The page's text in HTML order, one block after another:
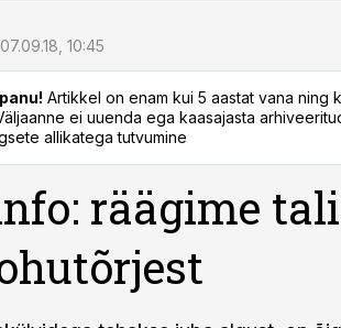
07.09.18, 10:45
Artikkel on enam kui 5 aastat vana ning
ei uuenda ega kaasajasta
allikatega tutvumine
räägime